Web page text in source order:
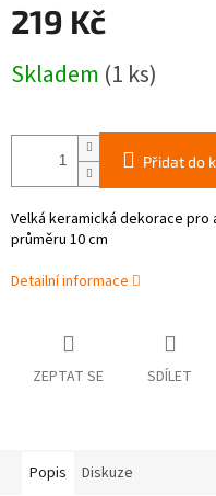
219 Kč
cena:
Skladem (1 ks)
Přidat do
Velká keramická dekorace pro
průměru 10 cm
Detailní informace
ZEPTAT SE SDÍLET
Popis Diskuze